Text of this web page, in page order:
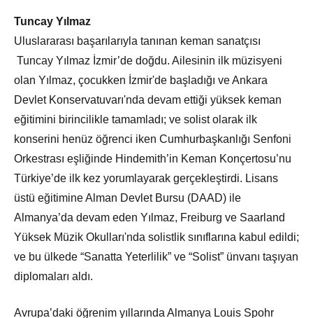
Tuncay Yılmaz
Uluslararası başarılarıyla tanınan keman sanatçısı
Tuncay Yılmaz İzmir’de doğdu. Ailesinin ilk müzisyeni
olan Yılmaz, çocukken İzmir'de başladığı ve Ankara
Devlet Konservatuvarı'nda devam ettiği yüksek keman
eğitimini birincilikle tamamladı; ve solist olarak ilk
konserini henüz öğrenci iken Cumhurbaşkanlığı Senfoni
Orkestrası eşliğinde Hindemith’in Keman Konçertosu’nu
Türkiye’de ilk kez yorumlayarak gerçekleştirdi. Lisans
üstü eğitimine Alman Devlet Bursu (DAAD) ile
Almanya’da devam eden Yılmaz, Freiburg ve Saarland
Yüksek Müzik Okulları'nda solistlik sınıflarına kabul edildi;
ve bu ülkede “Sanatta Yeterlilik” ve “Solist” ünvanı taşıyan
diplomaları aldı.
Avrupa’daki öğrenim yıllarında Almanya Louis Spohr